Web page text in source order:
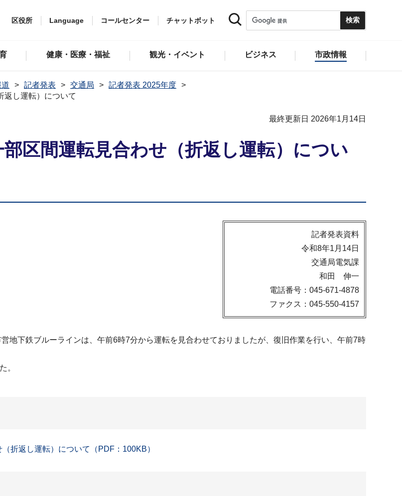
区役所 Language コールセンター チャットボット
健康・医療・福祉 観光・イベント ビジネス 市政情報
記者発表 交通局
記者発表 2025年度
返し運転）について
最終更新日 2026年1月14日
区間運転見合わせ（折返し運転）につい
記者発表資料
令和8年1月14日
交通局電気課
和田 伸一
電話番号：045-671-4878
ファクス：045-550-4157
地下鉄ブルーラインは、午前6時7分から運転を見合わせておりましたが、復旧作業を行い、午前7時
。
折返し運転）について（PDF：100KB）